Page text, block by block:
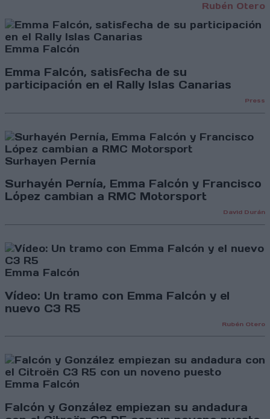
Rubén Otero
Emma Falcón
Emma Falcón, satisfecha de su
participación en el Rally Islas Canarias
Press
Surhayen Pernía
Surhayén Pernía, Emma Falcón y Francisco
López cambian a RMC Motorsport
David Durán
Emma Falcón
Vídeo: Un tramo con Emma Falcón y el
nuevo C3 R5
Rubén Otero
Emma Falcón
Falcón y González empiezan su andadura